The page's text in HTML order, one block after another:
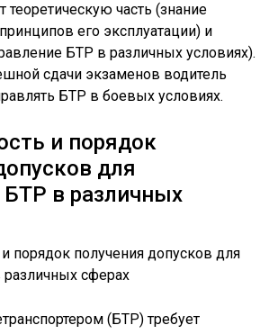
часть (знание
его эксплуатации) и
БТР в различных условиях).
сдачи экзаменов водитель
БТР в боевых условиях.
и порядок
для
БТР в различных
(БТР) требует